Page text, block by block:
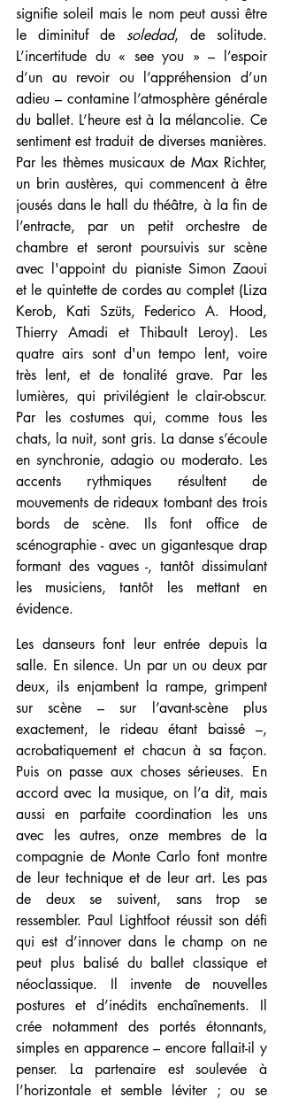
signifie soleil mais le nom peut aussi être
le diminituf de soledad, de solitude.
L’incertitude du « see you » – l’espoir
d’un au revoir ou l’appréhension d’un
adieu – contamine l’atmosphère générale
du ballet. L’heure est à la mélancolie. Ce
sentiment est traduit de diverses manières.
Par les thèmes musicaux de Max Richter,
un brin austères, qui commencent à être
jousés dans le hall du théâtre, à la fin de
l’entracte, par un petit orchestre de
chambre et seront poursuivis sur scène
avec l'appoint du pianiste Simon Zaoui
et le quintette de cordes au complet (Liza
Kerob, Kati Szüts, Federico A. Hood,
Thierry Amadi et Thibault Leroy). Les
quatre airs sont d'un tempo lent, voire
très lent, et de tonalité grave. Par les
lumières, qui privilégient le clair-obscur.
Par les costumes qui, comme tous les
chats, la nuit, sont gris. La danse s’écoule
en synchronie, adagio ou moderato. Les
accents rythmiques résultent de
mouvements de rideaux tombant des trois
bords de scène. Ils font office de
scénographie - avec un gigantesque drap
formant des vagues -, tantôt dissimulant
les musiciens, tantôt les mettant en
évidence.
Les danseurs font leur entrée depuis la
salle. En silence. Un par un ou deux par
deux, ils enjambent la rampe, grimpent
sur scène – sur l’avant-scène plus
exactement, le rideau étant baissé –,
acrobatiquement et chacun à sa façon.
Puis on passe aux choses sérieuses. En
accord avec la musique, on l’a dit, mais
aussi en parfaite coordination les uns
avec les autres, onze membres de la
compagnie de Monte Carlo font montre
de leur technique et de leur art. Les pas
de deux se suivent, sans trop se
ressembler. Paul Lightfoot réussit son défi
qui est d’innover dans le champ on ne
peut plus balisé du ballet classique et
néoclassique. Il invente de nouvelles
postures et d’inédits enchaînements. Il
crée notamment des portés étonnants,
simples en apparence – encore fallait-il y
penser. La partenaire est soulevée à
l’horizontale et semble léviter ; ou se